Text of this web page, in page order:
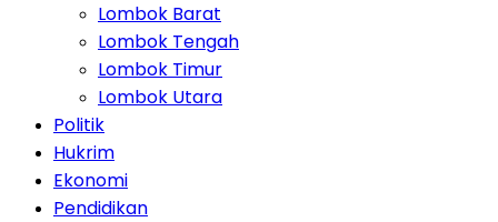
Lombok Barat
Lombok Tengah
Lombok Timur
Lombok Utara
Politik
Hukrim
Ekonomi
Pendidikan